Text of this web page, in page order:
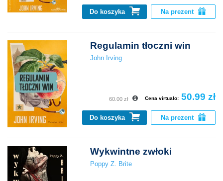
Do koszyka Na prezent
Regulamin tłoczni win
John Irving
Cena virtualo: 50.99 zł
60.00 zł
Do koszyka Na prezent
Wykwintne zwłoki
Poppy Z. Brite